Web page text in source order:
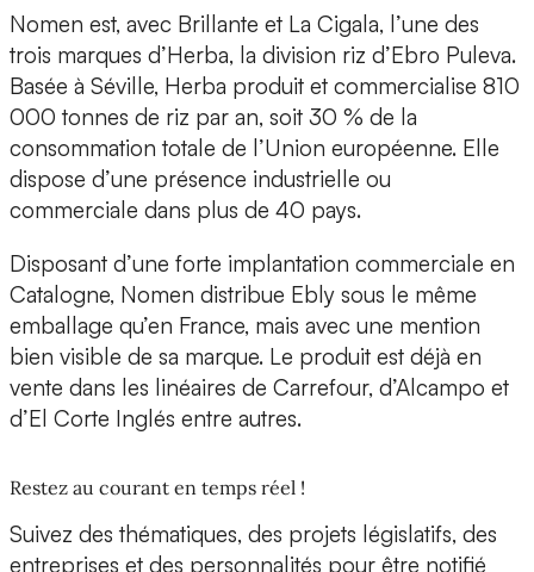
Nomen est, avec Brillante et La Cigala, l’une des
trois marques d’Herba, la division riz d’Ebro Puleva.
Basée à Séville, Herba produit et commercialise 810
000 tonnes de riz par an, soit 30 % de la
consommation totale de l’Union européenne. Elle
dispose d’une présence industrielle ou
commerciale dans plus de 40 pays.
Disposant d’une forte implantation commerciale en
Catalogne, Nomen distribue Ebly sous le même
emballage qu’en France, mais avec une mention
bien visible de sa marque. Le produit est déjà en
vente dans les linéaires de Carrefour, d’Alcampo et
d’El Corte Inglés entre autres.
Restez au courant en temps réel !
Suivez des thématiques, des projets législatifs, des
entreprises et des personnalités pour être notifié